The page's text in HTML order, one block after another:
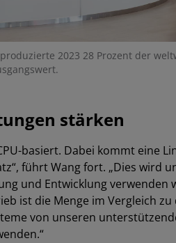
2023 28 Prozent der
stärken
basiert. Dabei kommt eine
führt Wang fort. „Dies wird
und Entwicklung verwenden
ist die Menge im Vergleich
von unseren